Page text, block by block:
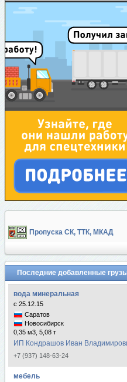
Пропуска СК, ТТК, МКАД
Последние добавленные
вода минеральная
с 25.12.15
Саратов
Новосибирск
0,35 м3, 5,08 т
ИП Кондрашов Иван
+7 (937) 148-63-24
мебель